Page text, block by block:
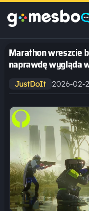
Marathon wreszcie
naprawdę wygląda
JustDoIt 2026-02-